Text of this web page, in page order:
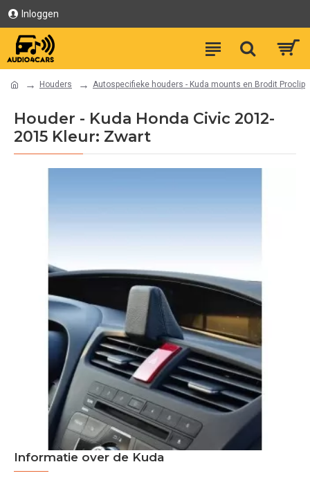
Inloggen
Houders Autospecifieke houders - Kuda mounts en Brodit Proclip
Houder - Kuda Honda Civic 2012-
2015 Kleur: Zwart
Informatie over de Kuda